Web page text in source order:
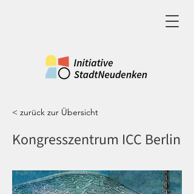
< zurück zur Übersicht
Kongresszentrum ICC Berlin